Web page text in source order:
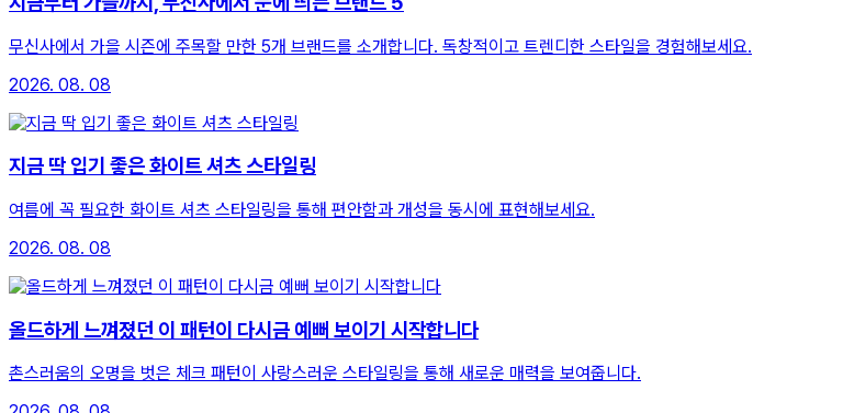
무신사에서 가을 시즌에 주목할 만한 5개 브랜드를 소개합니다. 독창적이고 트렌디한 스타일을 경험해보세요.
2026. 08. 08
지금 딱 입기 좋은 화이트 셔츠 스타일링
여름에 꼭 필요한 화이트 셔츠 스타일링을 통해 편안함과 개성을 동시에 표현해보세요.
2026. 08. 08
올드하게 느껴졌던 이 패턴이 다시금 예뻐 보이기 시작합니다
촌스러움의 오명을 벗은 체크 패턴이 사랑스러운 스타일링을 통해 새로운 매력을 보여줍니다.